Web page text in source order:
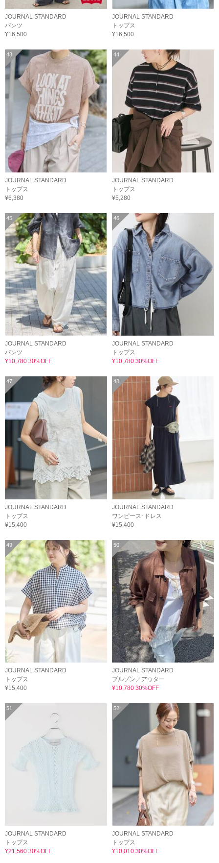
JOURNAL STANDARD
パンツ
¥16,500
JOURNAL STANDARD
トップス
¥16,500
43
JOURNAL STANDARD
トップス
¥6,380
44
JOURNAL STANDARD
トップス
¥5,280
45
JOURNAL STANDARD
パンツ
¥10,780 30%OFF
46
JOURNAL STANDARD
トップス
¥10,780 30%OFF
47
JOURNAL STANDARD
トップス
¥15,400
48
JOURNAL STANDARD
ワンピース･ドレス
¥15,400
49
JOURNAL STANDARD
トップス
¥15,400
50
JOURNAL STANDARD
ブルゾン／アウター
¥10,780 30%OFF
51
JOURNAL STANDARD
トップス
¥21,560 30%OFF
52
JOURNAL STANDARD
トップス
¥10,010 30%OFF